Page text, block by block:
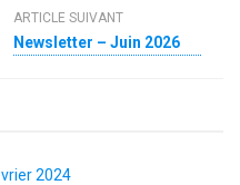
ARTICLE SUIVANT
Newsletter – Juin 2026
2024